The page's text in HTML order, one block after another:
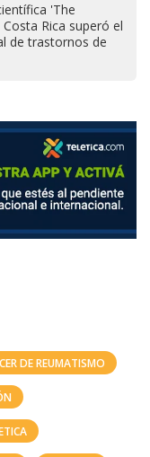
'The
Rica superó el
de trastornos de
DE REUMATISMO